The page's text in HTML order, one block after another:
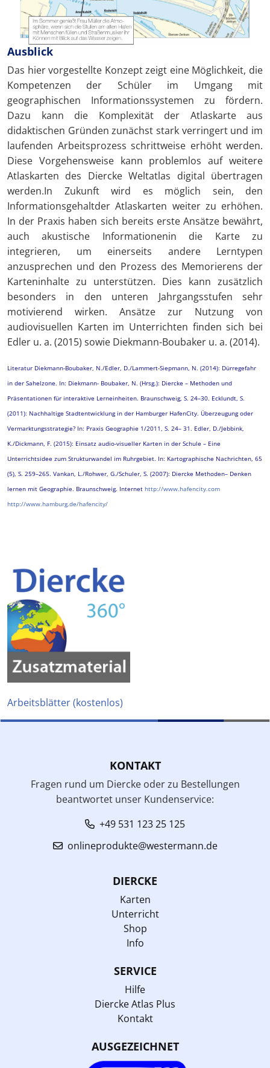
Ausblick
Das hier vorgestellte Konzept zeigt eine Möglichkeit, die
Kompetenzen der Schüler im Umgang mit
geographischen Informationssystemen zu fördern.
Dazu kann die Komplexität der Atlaskarte aus
didaktischen Gründen zunächst stark verringert und im
laufenden Arbeitsprozess schrittweise erhöht werden.
Diese Vorgehensweise kann problemlos auf weitere
Atlaskarten des Diercke Weltatlas digital übertragen
werden.In Zukunft wird es möglich sein, den
Informationsgehaltder Atlaskarten weiter zu erhöhen.
In der Praxis haben sich bereits erste Ansätze bewährt,
auch akustische Informationenin die Karte zu
integrieren, um einerseits andere Lerntypen
anzusprechen und den Prozess des Memorierens der
Karteninhalte zu unterstützen. Dies kann zusätzlich
besonders in den unteren Jahrgangsstufen sehr
motivierend wirken. Ansätze zur Nutzung von
audiovisuellen Karten im Unterrichten finden sich bei
Edler u. a. (2015) sowie Diekmann-Boubaker u. a. (2014).
Literatur Diekmann-Boubaker, N./Edler, D./Lammert-Siepmann, N. (2014): Dürregefahr
in der Sahelzone. In: Diekmann- Boubaker, N. (Hrsg.): Diercke – Methoden und
Präsentationen für interaktive Lerneinheiten. Braunschweig, S. 24–30. Ecklundt, S.
(2011): Nachhaltige Stadtentwicklung in der Hamburger HafenCity. Überzeugung oder
Vermarktungsstrategie? In: Praxis Geographie 1/2011, S. 24– 31. Edler, D./Jebbink,
K./Dickmann, F. (2015): Einsatz audio-visueller Karten in der Schule – Eine
Unterrichtsidee zum Strukturwandel im Ruhrgebiet. In: Kartographische Nachrichten, 65
(5), S. 259–265. Vankan, L./Rohwer, G./Schuler, S. (2007): Diercke Methoden– Denken
lernen mit Geographie. Braunschweig. Internet http://www.hafencity.com
http://www.hamburg.de/hafencity/
Arbeitsblätter (kostenlos)
KONTAKT
Fragen rund um Diercke oder zu Bestellungen
beantwortet unser Kundenservice:
+49 531 123 25 125
onlineprodukte@westermann.de
DIERCKE
Karten
Unterricht
Shop
Info
SERVICE
Hilfe
Diercke Atlas Plus
Kontakt
AUSGEZEICHNET